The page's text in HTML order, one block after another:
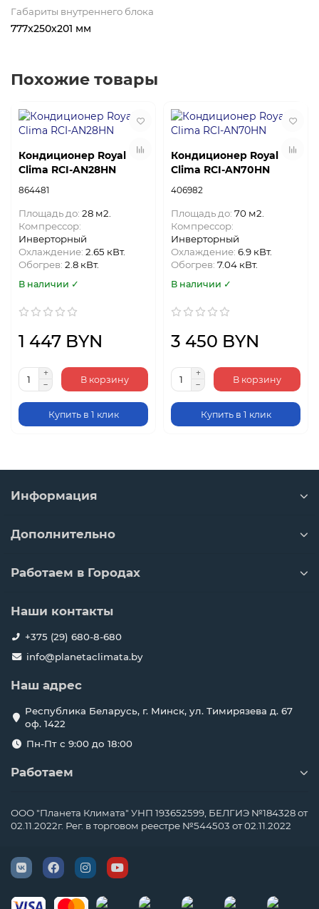
Габариты внутреннего блока
777x250x201 мм
Похожие товары
Кондиционер Royal
Clima RCI-AN28HN
864481
Площадь до: 28 м2.
Компрессор:
Инверторный
Охлаждение: 2.65 кВт.
Обогрев: 2.8 кВт.
В наличии ✓
1 447 BYN
В корзину
Купить в 1 клик
Кондиционер Royal
Clima RCI-AN70HN
406982
Площадь до: 70 м2.
Компрессор:
Инверторный
Охлаждение: 6.9 кВт.
Обогрев: 7.04 кВт.
В наличии ✓
3 450 BYN
В корзину
Купить в 1 клик
Информация
Дополнительно
Работаем в Городах
Наши контакты
+375 (29) 680-8-680
info@planetaclimata.by
Наш адрес
Республика Беларусь, г. Минск, ул. Тимирязева д. 67
оф. 1422
Пн-Пт с 9:00 до 18:00
Работаем
ООО "Планета Климата" УНП 193652599, БЕЛГИЭ №184328 от
02.11.2022г. Рег. в торговом реестре №544503 от 02.11.2022